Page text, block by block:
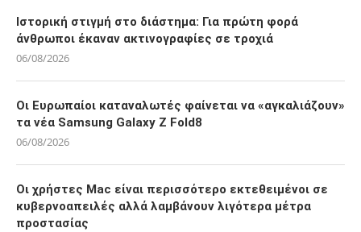
Ιστορική στιγμή στο διάστημα: Για πρώτη φορά
άνθρωποι έκαναν ακτινογραφίες σε τροχιά
06/08/2026
Οι Ευρωπαίοι καταναλωτές φαίνεται να «αγκαλιάζουν»
τα νέα Samsung Galaxy Z Fold8
06/08/2026
Οι χρήστες Mac είναι περισσότερο εκτεθειμένοι σε
κυβερνοαπειλές αλλά λαμβάνουν λιγότερα μέτρα
προστασίας